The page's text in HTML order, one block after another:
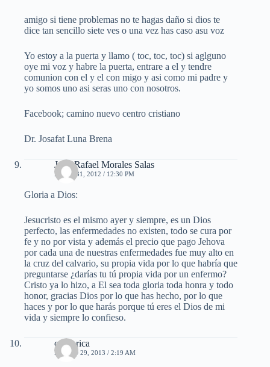
amigo si tiene problemas no te hagas daño si dios te
dice tan sencillo siete ves o una vez has caso asu voz
Yo estoy a la puerta y llamo ( toc, toc, toc) si aglguno
oye mi voz y habre la puerta, entrare a el y tendre
comunion con el y el con migo y asi como mi padre y
yo somos uno asi seras uno con nosotros.
Facebook; camino nuevo centro cristiano
Dr. Josafat Luna Brena
Juan Rafael Morales Salas
MAYO 31, 2012 / 12:30 PM
Gloria a Dios:
Jesucristo es el mismo ayer y siempre, es un Dios
perfecto, las enfermedades no existen, todo se cura por
fe y no por vista y además el precio que pago Jehova
por cada una de nuestras enfermedades fue muy alto en
la cruz del calvario, su propia vida por lo que habría que
preguntarse ¿darías tu tú propia vida por un enfermo?
Cristo ya lo hizo, a El sea toda gloria toda honra y todo
honor, gracias Dios por lo que has hecho, por lo que
haces y por lo que harás porque tú eres el Dios de mi
vida y siempre lo confieso.
costa rica
MARZO 29, 2013 / 2:19 AM